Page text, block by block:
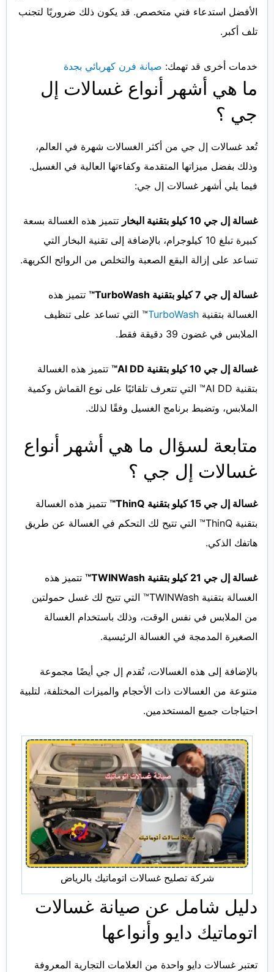
الأفضل استدعاء فني متخصص. قد يكون ذلك ضروريًا لتجنب
تلف أكبر.
خدمات أخرى قد تهمك: صيانة فرن كهربائي بجدة
ما هي أشهر أنواع غسالات إل
جي ؟
تُعد غسالات إل جي من أكثر الغسالات شهرة في العالم،
وذلك بفضل ميزاتها المتقدمة وكفاءتها العالية في الغسيل.
فيما يلي أشهر غسالات إل جي:
غسالة إل جي 10 كيلو بتقنية البخار
تتميز هذه الغسالة بسعة
كبيرة تبلغ 10 كيلوجرام، بالإضافة إلى تقنية البخار التي
تساعد على إزالة البقع الصعبة والتخلص من الروائح الكريهة.
غسالة إل جي 7 كيلو بتقنية TurboWash™
تتميز هذه
الغسالة بتقنية TurboWash™ التي تساعد على تنظيف
الملابس في غضون 39 دقيقة فقط.
غسالة إل جي 10 كيلو بتقنية AI DD™
تتميز هذه الغسالة
بتقنية AI DD™ التي تتعرف تلقائيًا على نوع القماش وكمية
الملابس، وتضبط برنامج الغسيل وفقًا لذلك.
متابعة لسؤال ما هي أشهر أنواع
غسالات إل جي ؟
غسالة إل جي 15 كيلو بتقنية ThinQ™
تتميز هذه الغسالة
بتقنية ThinQ™ التي تتيح لك التحكم في الغسالة عن طريق
هاتفك الذكي.
غسالة إل جي 21 كيلو بتقنية TWINWash™
تتميز هذه
الغسالة بتقنية TWINWash™ التي تتيح لك غسل حمولتين
من الملابس في نفس الوقت، وذلك باستخدام الغسالة
الصغيرة المدمجة في الغسالة الرئيسية.
بالإضافة إلى هذه الغسالات، تُقدم إل جي أيضًا مجموعة
متنوعة من الغسالات ذات الأحجام والميزات المختلفة، لتلبية
احتياجات جميع المستخدمين.
شركة تصليح غسالات اتوماتيك بالرياض
دليل شامل عن صيانة غسالات
اتوماتيك دايو وأنواعها
تعتبر غسالات دايو واحدة من العلامات التجارية المعروفة